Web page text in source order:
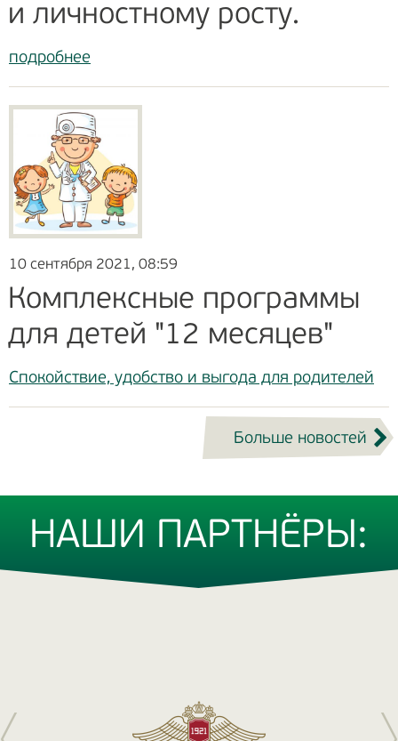
и личностному росту.
подробнее
10 сентября 2021, 08:59
Комплексные программы
для детей "12 месяцев"
Спокойствие, удобство и выгода для родителей
Больше новостей
НАШИ ПАРТНЁРЫ: